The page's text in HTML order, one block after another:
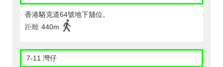
香港駱克道64號地下舖位。
距離 440m
7-11 灣仔